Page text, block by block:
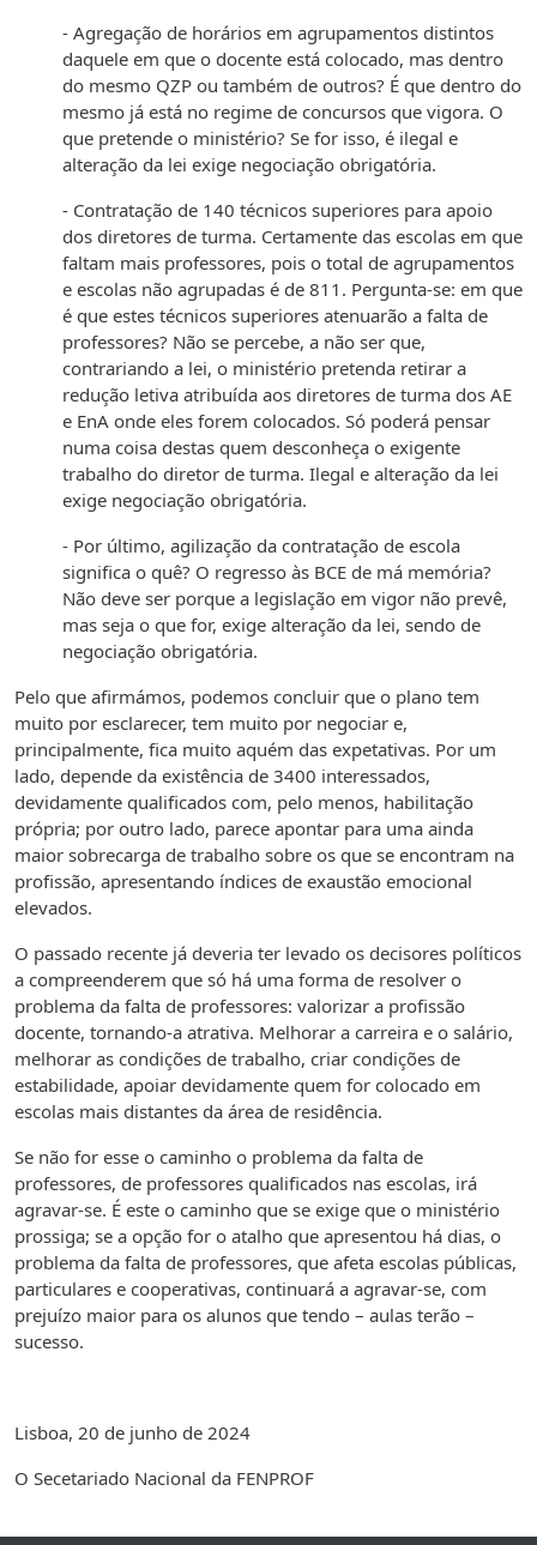
- Agregação de horários em agrupamentos distintos
daquele em que o docente está colocado, mas dentro
do mesmo QZP ou também de outros? É que dentro do
mesmo já está no regime de concursos que vigora. O
que pretende o ministério? Se for isso, é ilegal e
alteração da lei exige negociação obrigatória.
- Contratação de 140 técnicos superiores para apoio
dos diretores de turma. Certamente das escolas em que
faltam mais professores, pois o total de agrupamentos
e escolas não agrupadas é de 811. Pergunta-se: em que
é que estes técnicos superiores atenuarão a falta de
professores? Não se percebe, a não ser que,
contrariando a lei, o ministério pretenda retirar a
redução letiva atribuída aos diretores de turma dos AE
e EnA onde eles forem colocados. Só poderá pensar
numa coisa destas quem desconheça o exigente
trabalho do diretor de turma. Ilegal e alteração da lei
exige negociação obrigatória.
- Por último, agilização da contratação de escola
significa o quê? O regresso às BCE de má memória?
Não deve ser porque a legislação em vigor não prevê,
mas seja o que for, exige alteração da lei, sendo de
negociação obrigatória.
Pelo que afirmámos, podemos concluir que o plano tem
muito por esclarecer, tem muito por negociar e,
principalmente, fica muito aquém das expetativas. Por um
lado, depende da existência de 3400 interessados,
devidamente qualificados com, pelo menos, habilitação
própria; por outro lado, parece apontar para uma ainda
maior sobrecarga de trabalho sobre os que se encontram na
profissão, apresentando índices de exaustão emocional
elevados.
O passado recente já deveria ter levado os decisores políticos
a compreenderem que só há uma forma de resolver o
problema da falta de professores: valorizar a profissão
docente, tornando-a atrativa. Melhorar a carreira e o salário,
melhorar as condições de trabalho, criar condições de
estabilidade, apoiar devidamente quem for colocado em
escolas mais distantes da área de residência.
Se não for esse o caminho o problema da falta de
professores, de professores qualificados nas escolas, irá
agravar-se. É este o caminho que se exige que o ministério
prossiga; se a opção for o atalho que apresentou há dias, o
problema da falta de professores, que afeta escolas públicas,
particulares e cooperativas, continuará a agravar-se, com
prejuízo maior para os alunos que tendo – aulas terão –
sucesso.
Lisboa, 20 de junho de 2024
O Secetariado Nacional da FENPROF